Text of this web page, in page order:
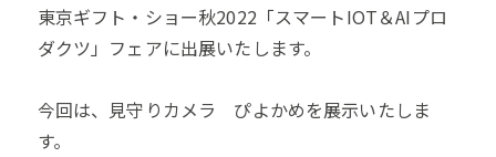
東京ギフト・ショー秋2022「スマートIOT＆AIプロ
ダクツ」フェアに出展いたします。
今回は、見守りカメラ ぴよかめを展示いたしま
す。